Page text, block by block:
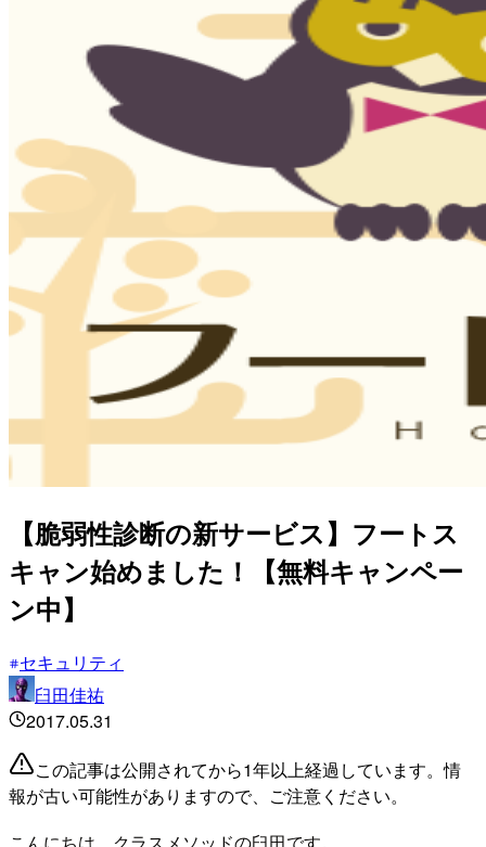
【脆弱性診断の新サービス】フートス
キャン始めました！【無料キャンペー
ン中】
セキュリティ
臼田佳祐
2017.05.31
この記事は公開されてから1年以上経過しています。情
報が古い可能性がありますので、ご注意ください。
こんにちは、クラスメソッドの臼田です。